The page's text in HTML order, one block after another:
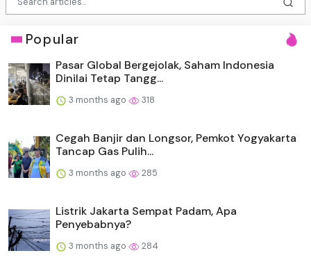
Popular
Pasar Global Bergejolak, Saham Indonesia
Dinilai Tetap Tangg...
3 months ago 318
Cegah Banjir dan Longsor, Pemkot Yogyakarta
Tancap Gas Pulih...
3 months ago 285
Listrik Jakarta Sempat Padam, Apa
Penyebabnya?
3 months ago 284